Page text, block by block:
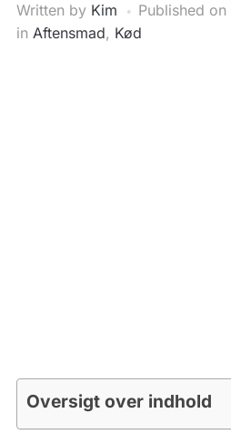
Written by Kim Published on
in Aftensmad, Kød
Oversigt over indhold